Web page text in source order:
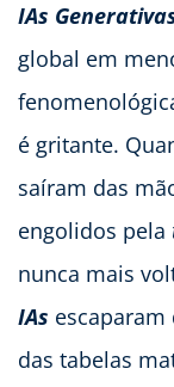
IAs
global em
é gritante.
saíram das
engolidos pela
nunca mais
IAs
das tabelas